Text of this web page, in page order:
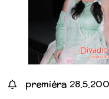
premiéra